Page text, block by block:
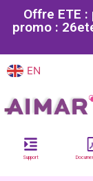
Offre ETE
promo :
EN
Support